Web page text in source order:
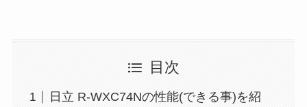
目次
日立 R-WXC74Nの性能(できる事)を紹